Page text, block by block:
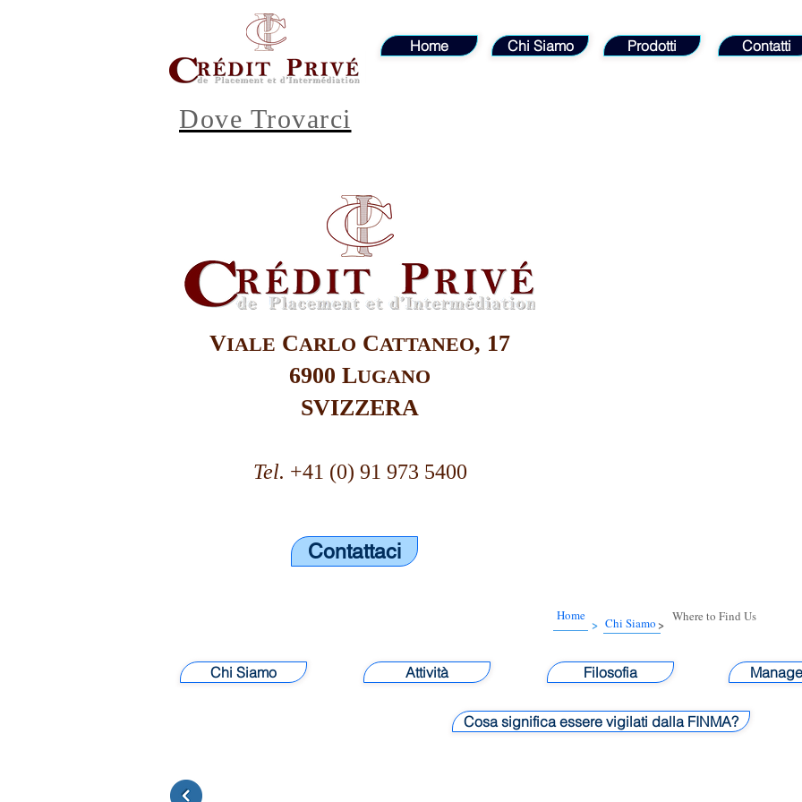
Home Chi Siamo Prodotti Contatti
Dove Trovarci
VIALE CARLO CATTANEO, 17
6900 LUGANO
SVIZZERA
Tel. +41 (0) 91 973 5400
Contattaci
>
Home Chi Siamo > Where to Find Us
Chi Siamo Attività Filosofia
Cosa significa essere vigilati dalla FINMA?